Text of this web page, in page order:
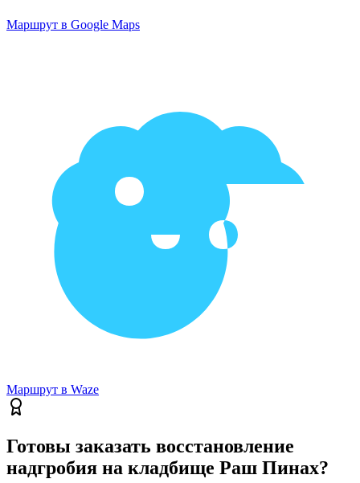
Маршрут в Google Maps
Маршрут в Waze
Готовы заказать восстановление
надгробия на кладбище Раш Пинах?